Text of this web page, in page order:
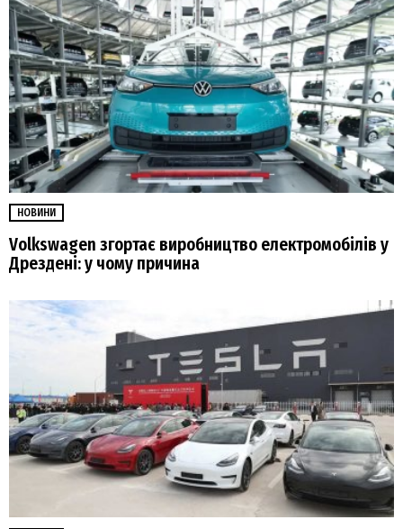
НОВИНИ
Volkswagen згортає виробництво електромобілів у
Дрездені: у чому причина